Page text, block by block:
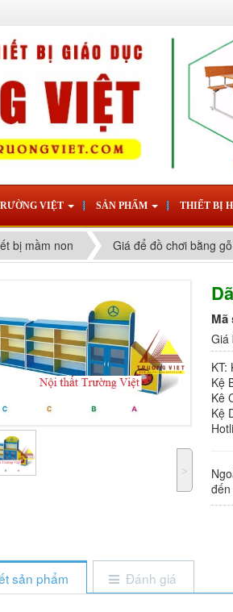
VIỆT SẢN PHẨM THIẾT BỊ
bị mầm non Giá để đồ chơi bằng gỗ
˃
Giá
KT:
Kệ
Kê
Kệ
sản phẩm Đánh giá